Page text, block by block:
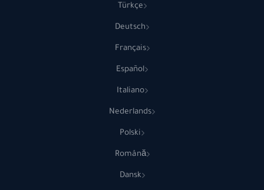
Türkçe
Deutsch
Français
Español
Italiano
Nederlands
Polski
Română
Dansk